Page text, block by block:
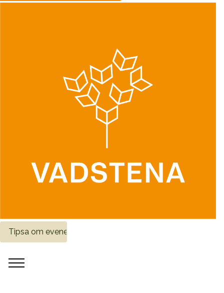
Tipsa om evenemang